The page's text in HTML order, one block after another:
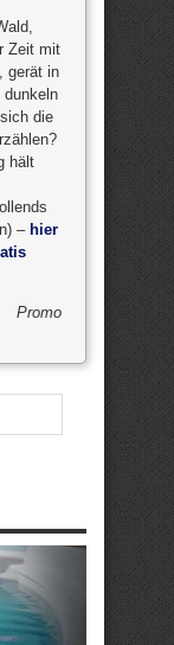
Zeit mit
gerät in
dunkeln
die
hält
– hier
Promo